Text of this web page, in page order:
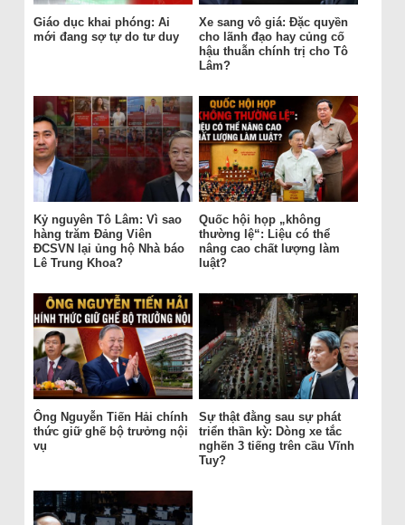
Giáo dục khai phóng: Ai
mới đang sợ tự do tư duy
Xe sang vô giá: Đặc quyền
cho lãnh đạo hay củng cố
hậu thuẫn chính trị cho Tô
Lâm?
Kỷ nguyên Tô Lâm: Vì sao
hàng trăm Đảng Viên
ĐCSVN lại ủng hộ Nhà báo
Lê Trung Khoa?
Quốc hội họp „không
thường lệ“: Liệu có thể
nâng cao chất lượng làm
luật?
Ông Nguyễn Tiến Hải chính
thức giữ ghế bộ trưởng nội
vụ
Sự thật đằng sau sự phát
triển thần kỳ: Dòng xe tắc
nghẽn 3 tiếng trên cầu Vĩnh
Tuy?